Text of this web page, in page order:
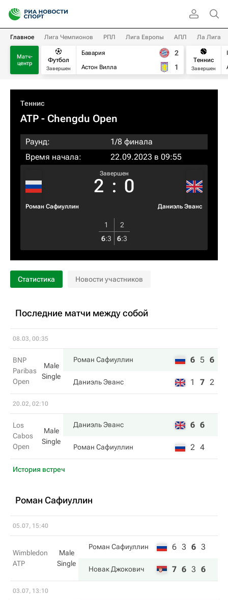
Главное Лига Чемпионов РПЛ Лига Европы АПЛ Ла Лига
Матч-
центр
Футбол
Завершен
Бавария
Астон Вилла
2
1
Теннис
Завершен
Теннис
ATP - Chengdu Open
Раунд:
1/8 финала
Время начала:
22.09.2023 в 09:55
Роман Сафиуллин
Завершен
2 : 0
Даниэль Эванс
1
2
6:3 6:3
Статистика Новости участников
Последние матчи между собой
08.03, 00:35
BNP
Paribas
Open
Male
Single
Роман Сафиуллин 6 5 6
Даниэль Эванс 1 7 2
20.02, 02:10
Los
Cabos
Open
Male
Single
Даниэль Эванс 6 6
Роман Сафиуллин 2 4
История встреч
Роман Сафиуллин
05.07, 15:40
Wimbledon
ATP
Male
Single
Роман Сафиуллин 6 3 6 3
Новак Джокович 7 6 3 6
03.07, 13:10